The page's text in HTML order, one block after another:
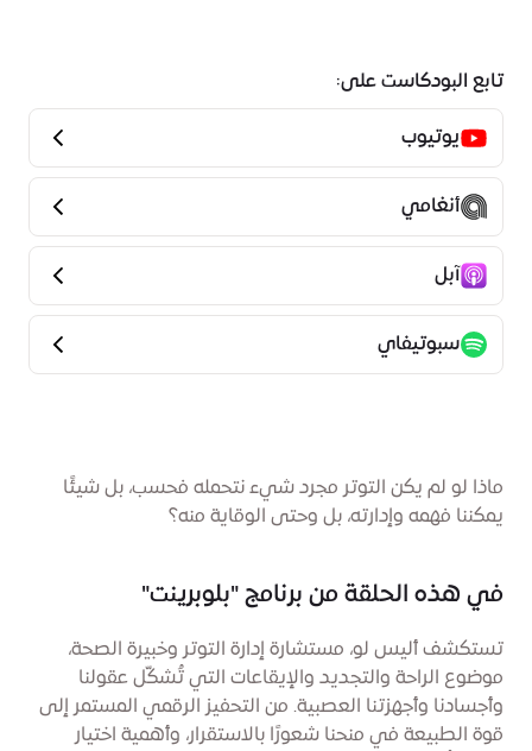
تابع البودكاست على:
يوتيوب
أنغامي
آبل
سبوتيفاي
ماذا لو لم يكن التوتر مجرد شيء نتحمله فحسب، بل شيئًا
يمكننا فهمه وإدارته، بل وحتى الوقاية منه؟
في هذه الحلقة من برنامج "بلوبرينت"
تستكشف أليس لو، مستشارة إدارة التوتر وخبيرة الصحة،
موضوع الراحة والتجديد والإيقاعات التي تُشكّل عقولنا
وأجسادنا وأجهزتنا العصبية. من التحفيز الرقمي المستمر إلى
قوة الطبيعة في منحنا شعورًا بالاستقرار، وأهمية اختيار